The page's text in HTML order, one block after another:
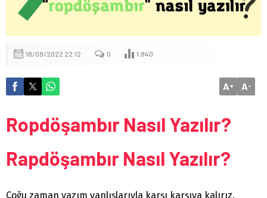
18/09/2022 22:12 0 1.840
A+ A-
Ropdöşambır Nasıl Yazılır?
Rapdöşambır Nasıl Yazılır?
Çoğu zaman yazım yanlışlarıyla karşı karşıya kalırız.